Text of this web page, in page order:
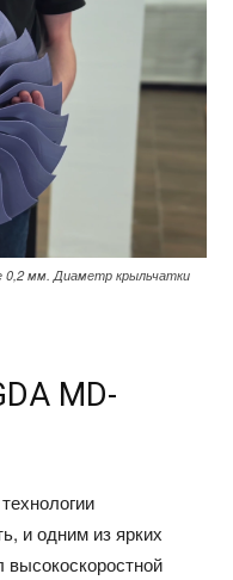
0,2 мм. Диаметр крыльчатки
MD-
и одним из ярких
высокоскоростной